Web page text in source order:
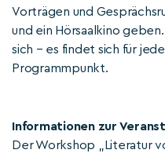
Vorträgen und
und ein Hörsaalkino
sich – es findet sich für
Programmpunkt.
Informationen zur
Der Workshop „Literatur